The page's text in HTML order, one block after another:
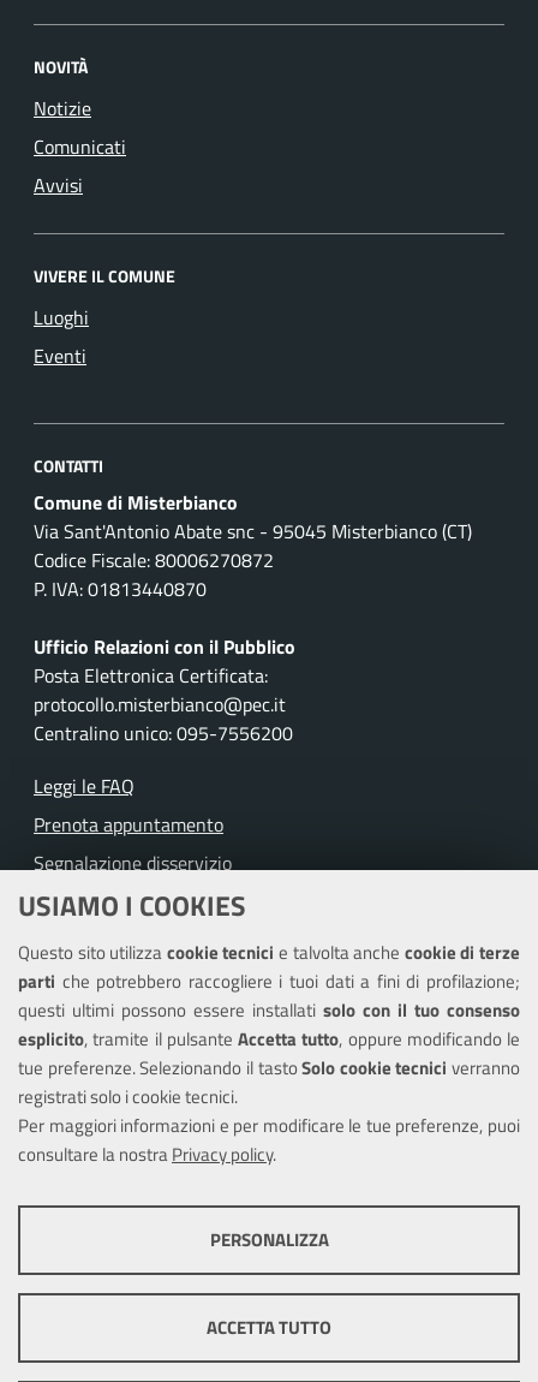
USIAMO I COOKIES
Questo sito utilizzacookie tecnicie talvolta anche cookie di terze
parti che potrebbero raccogliere i tuoi dati a fini di profilazione;
questi ultimi possono essere installati solo con il tuo consenso
esplicito, tramite il pulsante Accetta tutto, oppure modificando le
tue preferenze. Selezionando il tastoSolo cookie tecnici verranno
registrati solo i cookie tecnici.
Per maggiori informazioni e per modificare le tue preferenze, puoi
consultare la nostraPrivacy policy.
ottimale per ogni utente. Essi non raccolgono i tuoi dati e le tue
informazioni di navigazione per scopi di marketing e profilazione, e
PERSONALIZZA
ACCETTA TUTTO
NOVITÀ
Notizie
Comunicati
Avvisi
VIVERE IL COMUNE
Luoghi
Eventi
CONTATTI
Comune di Misterbianco
Via Sant'Antonio Abate snc - 95045 Misterbianco (CT)
Codice Fiscale: 80006270872
P. IVA: 01813440870
Ufficio Relazioni con il Pubblico
Posta Elettronica Certificata:
protocollo.misterbianco@pec.it
Centralino unico: 095-7556200
Leggi le FAQ
Prenota appuntamento
Segnalazione disservizio
Richiesta assistenza
Amministrazione trasparente
Informativa privacy
Note legali
Piano di miglioramento del sito
Dichiarazione di accessibilità
Mappa del sito
Cookie